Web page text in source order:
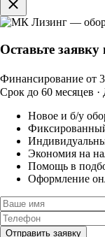
Оставьте
Финансирование от
Срок до 60 месяцев
Новое и б/у
Экономия на
Помощь в
Оформление
Отправить заявку